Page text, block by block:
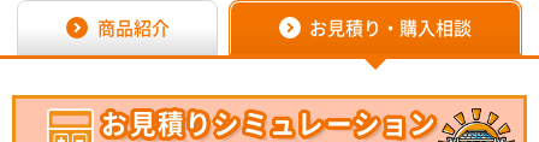
商品紹介 お見積り・購入相談
お見積りシミュレーション